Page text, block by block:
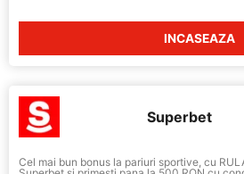
INCASEAZA
Superbet
Cel mai bun bonus la pariuri sportive, cu